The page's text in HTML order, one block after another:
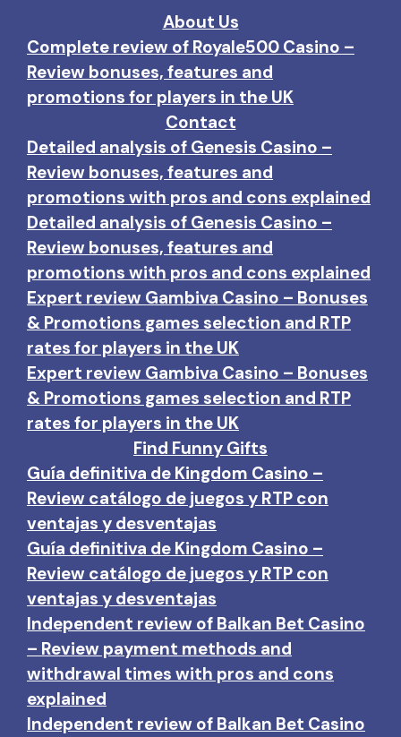
About Us
Complete review of Royale500 Casino –
Review bonuses, features and
promotions for players in the UK
Contact
Detailed analysis of Genesis Casino –
Review bonuses, features and
promotions with pros and cons explained
Detailed analysis of Genesis Casino –
Review bonuses, features and
promotions with pros and cons explained
Expert review Gambiva Casino – Bonuses
& Promotions games selection and RTP
rates for players in the UK
Expert review Gambiva Casino – Bonuses
& Promotions games selection and RTP
rates for players in the UK
Find Funny Gifts
Guía definitiva de Kingdom Casino –
Review catálogo de juegos y RTP con
ventajas y desventajas
Guía definitiva de Kingdom Casino –
Review catálogo de juegos y RTP con
ventajas y desventajas
Independent review of Balkan Bet Casino
– Review payment methods and
withdrawal times with pros and cons
explained
Independent review of Balkan Bet Casino